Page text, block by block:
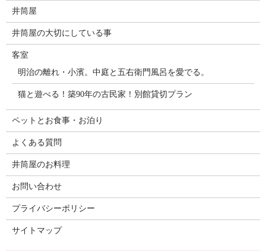
井筒屋
井筒屋の大切にしている事
客室
明治の離れ・小濱。中庭と五右衛門風呂を愛でる。
猫と遊べる！築90年の古民家！別館貸切プラン
ペットとお食事・お泊り
よくある質問
井筒屋のお料理
お問い合わせ
プライバシーポリシー
サイトマップ